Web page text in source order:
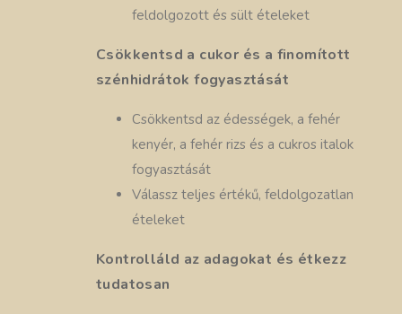
feldolgozott és sült ételeket
Csökkentsd a cukor és a finomított
szénhidrátok fogyasztását
Csökkentsd az édességek, a fehér
kenyér, a fehér rizs és a cukros italok
fogyasztását
Válassz teljes értékű, feldolgozatlan
ételeket
Kontrolláld az adagokat és étkezz
tudatosan